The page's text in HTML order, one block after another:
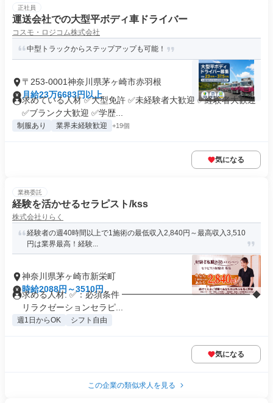
正社員
運送会社での大型平ボディ車ドライバー
コスモ・ロジコム株式会社
中型トラックからステップアップも可能！
〒253-0001神奈川県茅ヶ崎市赤羽根
月給23万6683円以上
求めている人材 ✅大型免許 ✅未経験者大歓迎 ✅経験者大歓迎
✅ブランク大歓迎 ✅学歴...
制服あり 業界未経験歓迎 +19個
気になる
業務委託
経験を活かせるセラピスト/kss
株式会社りらく
経験者の週40時間以上で1施術の最低収入2,840円～最高収入3,510
円は業界最高！経験...
神奈川県茅ヶ崎市新栄町
時給2088円～3510円
求める人材: ✅：必須条件 ━━━━━━━━━━━━━━━ ◆
リラクゼーションセラピ...
週1日からOK シフト自由
気になる
この企業の類似求人を見る